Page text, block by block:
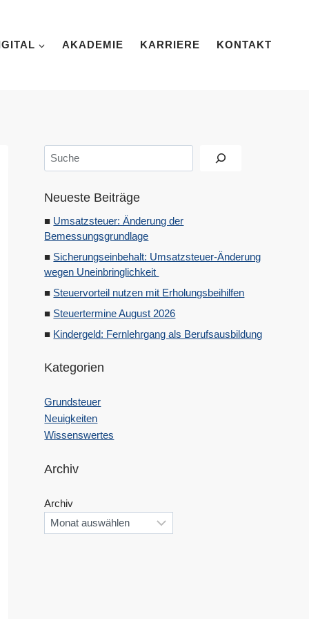
AKADEMIE KARRIERE KONTAKT
Suchen
Neueste Beiträge
Umsatzsteuer: Änderung der
Bemessungsgrundlage
Sicherungseinbehalt: Umsatzsteuer-Änderung
wegen Uneinbringlichkeit
Steuervorteil nutzen mit Erholungsbeihilfen
Steuertermine August 2026
Kindergeld: Fernlehrgang als Berufsausbildung
Kategorien
Grundsteuer
Neuigkeiten
Wissenswertes
Archiv
Archiv